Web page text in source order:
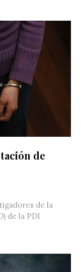
de
de la
de la PDI